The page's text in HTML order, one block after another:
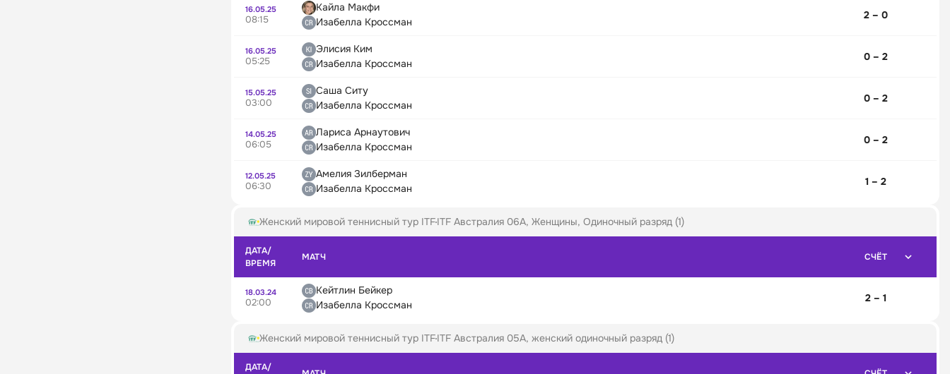
16.05.25
08:15
Кайла Макфи
Изабелла Кроссман
2 – 0
16.05.25
05:25
Элисия Ким
Изабелла Кроссман
0 – 2
15.05.25
03:00
Саша Ситу
Изабелла Кроссман
0 – 2
14.05.25
06:05
Лариса Арнаутович
Изабелла Кроссман
0 – 2
12.05.25
06:30
Амелия Зилберман
Изабелла Кроссман
1 – 2
Женский мировой теннисный тур ITFITF Австралия 06A, Женщины, Одиночный разряд (1)
ДАТА/
ВРЕМЯ
МАТЧ СЧЁТ
18.03.24
02:00
Кейтлин Бейкер
Изабелла Кроссман
2 – 1
Женский мировой теннисный тур ITFITF Австралия 05A, женский одиночный разряд (1)
ДАТА/